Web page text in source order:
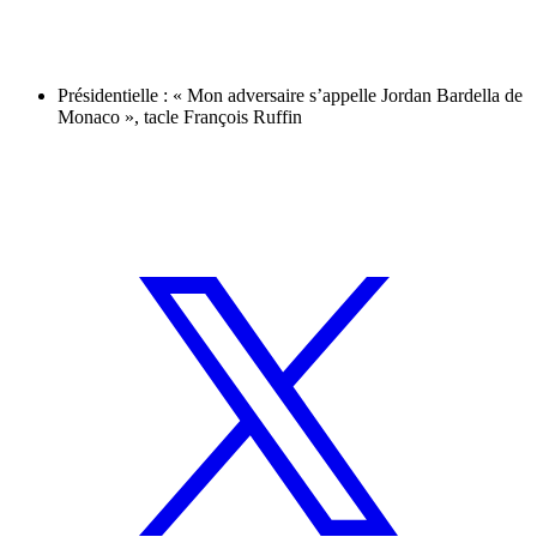
Présidentielle : « Mon adversaire s’appelle Jordan Bardella de
Monaco », tacle François Ruffin